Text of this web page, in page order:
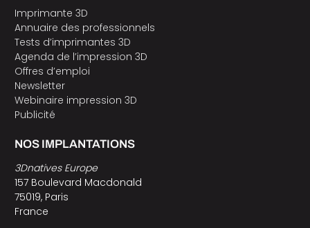
Imprimante 3D
Annuaire des professionnels
Tests d’imprimantes 3D
Agenda de l’impression 3D
Offres d’emploi
Newsletter
Webinaire impression 3D
Publicité
NOS IMPLANTATIONS
3Dnatives Europe
157 Boulevard Macdonald
75019, Paris
France